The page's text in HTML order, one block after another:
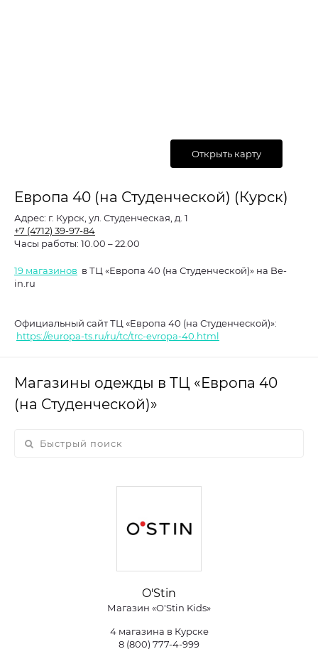
Открыть карту
Европа 40 (на Студенческой) (Курск)
Адрес:
г. Курск, ул. Студенческая, д. 1
+7 (4712) 39-97-84
Часы работы: 10.00 – 22.00
19 магазинов в ТЦ «Европа 40 (на Студенческой)» на Be-
in.ru
Официальный сайт ТЦ «Европа 40 (на Студенческой)»:
https://europa-ts.ru/ru/tc/trc-evropa-40.html
Магазины одежды в ТЦ «Европа 40
(на Студенческой)»
O'Stin
Магазин «O'Stin Kids»
4 магазина в Курске
8 (800) 777-4-999